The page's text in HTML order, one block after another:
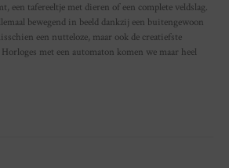
een tafereeltje met dieren of een complete veldslag.
bewegend in beeld dankzij een buitengewoon
een nutteloze, maar ook de creatiefste
met een automaton komen we maar heel